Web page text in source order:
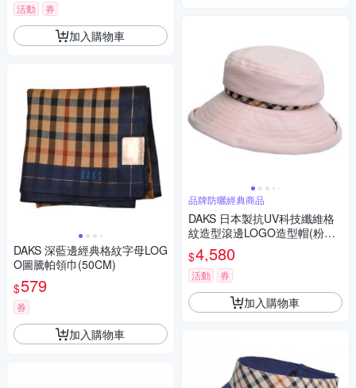
活動 券
加入購物車
DAKS 深藍邊經典格紋字母LOG
O圖騰帕領巾(50CM)
$579
券
加入購物車
品牌防曬經典商品
DAKS 日本製抗UV科技纖維格
紋造型滾邊LOGO造型帽(粉紅
色)
$4,580
活動 券
加入購物車